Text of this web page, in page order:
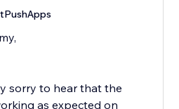
sorry to hear that the
as expected on